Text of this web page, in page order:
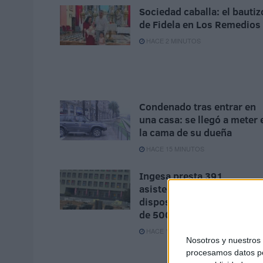
Nosotros y nuestros
procesamos datos
Sociedad caballa: el
de Fidela en Los Remedios
HACE 2 MINUTOS
Condenado tras entrar en
una casa: se llegó a meter
la cama de su dueña
HACE 15 MINUTOS
Ingesa presta 391
asistencias y refuerza los
dispositivos 'extra' con más
de 500 atenciones
HACE 1 HORA